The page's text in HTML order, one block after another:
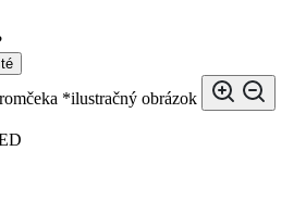
*ilustračný obrázok